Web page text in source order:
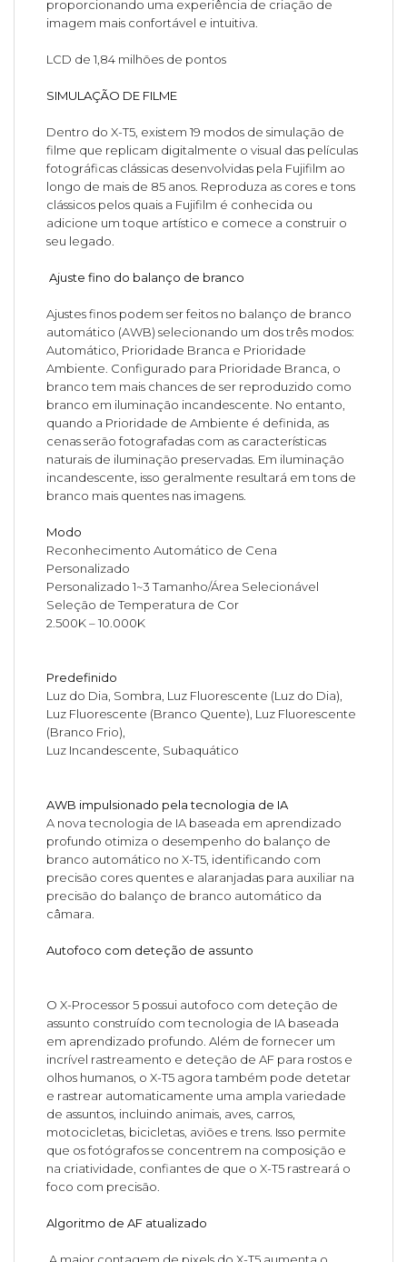
proporcionando uma experiência de criação de
imagem mais confortável e intuitiva.
LCD de 1,84 milhões de pontos
SIMULAÇÃO DE FILME
Dentro do X-T5, existem 19 modos de simulação de
filme que replicam digitalmente o visual das películas
fotográficas clássicas desenvolvidas pela Fujifilm ao
longo de mais de 85 anos. Reproduza as cores e tons
clássicos pelos quais a Fujifilm é conhecida ou
adicione um toque artístico e comece a construir o
seu legado.
Ajuste fino do balanço de branco
Ajustes finos podem ser feitos no balanço de branco
automático (AWB) selecionando um dos três modos:
Automático, Prioridade Branca e Prioridade
Ambiente. Configurado para Prioridade Branca, o
branco tem mais chances de ser reproduzido como
branco em iluminação incandescente. No entanto,
quando a Prioridade de Ambiente é definida, as
cenas serão fotografadas com as características
naturais de iluminação preservadas. Em iluminação
incandescente, isso geralmente resultará em tons de
branco mais quentes nas imagens.
Modo
Reconhecimento Automático de Cena
Personalizado
Personalizado 1~3 Tamanho/Área Selecionável
Seleção de Temperatura de Cor
2.500K – 10.000K
Predefinido
Luz do Dia, Sombra, Luz Fluorescente (Luz do Dia),
Luz Fluorescente (Branco Quente), Luz Fluorescente
(Branco Frio),
Luz Incandescente, Subaquático
AWB impulsionado pela tecnologia de IA
A nova tecnologia de IA baseada em aprendizado
profundo otimiza o desempenho do balanço de
branco automático no X-T5, identificando com
precisão cores quentes e alaranjadas para auxiliar na
precisão do balanço de branco automático da
câmara.
Autofoco com deteção de assunto
O X-Processor 5 possui autofoco com deteção de
assunto construído com tecnologia de IA baseada
em aprendizado profundo. Além de fornecer um
incrível rastreamento e deteção de AF para rostos e
olhos humanos, o X-T5 agora também pode detetar
e rastrear automaticamente uma ampla variedade
de assuntos, incluindo animais, aves, carros,
motocicletas, bicicletas, aviões e trens. Isso permite
que os fotógrafos se concentrem na composição e
na criatividade, confiantes de que o X-T5 rastreará o
foco com precisão.
Algoritmo de AF atualizado